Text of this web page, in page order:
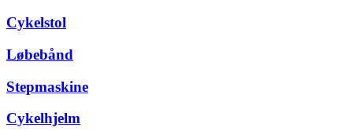
Cykelstol
Løbebånd
Stepmaskine
Cykelhjelm